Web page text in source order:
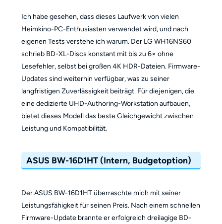
Ich habe gesehen, dass dieses Laufwerk von vielen
Heimkino-PC-Enthusiasten verwendet wird, und nach
eigenen Tests verstehe ich warum. Der LG WH16NS60
schrieb BD-XL-Discs konstant mit bis zu 6× ohne
Lesefehler, selbst bei großen 4K HDR-Dateien. Firmware-
Updates sind weiterhin verfügbar, was zu seiner
langfristigen Zuverlässigkeit beiträgt. Für diejenigen, die
eine dedizierte UHD-Authoring-Workstation aufbauen,
bietet dieses Modell das beste Gleichgewicht zwischen
Leistung und Kompatibilität.
ASUS BW-16D1HT (Intern, Budgetoption)
Der ASUS BW-16D1HT überraschte mich mit seiner
Leistungsfähigkeit für seinen Preis. Nach einem schnellen
Firmware-Update brannte er erfolgreich dreilagige BD-